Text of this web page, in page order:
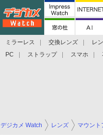
ミラーレス 交換レンズ レ
PC
ストラップ スマホ
デジカメ Watch レンズ マウント